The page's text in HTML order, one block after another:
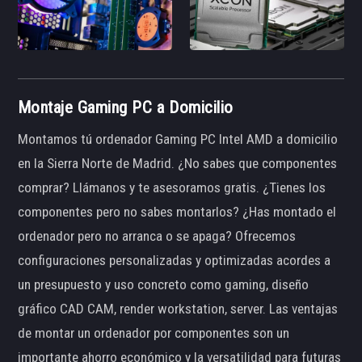
Montaje Gaming PC a Domicilio
Montamos tú ordenador Gaming PC Intel AMD a domicilio
en la Sierra Norte de Madrid. ¿No sabes que componentes
comprar? Llámanos y te asesoramos gratis. ¿Tienes los
componentes pero no sabes montarlos? ¿Has montado el
ordenador pero no arranca o se apaga? Ofrecemos
configuraciones personalizadas y optimizadas acordes a
un presupuesto y uso concreto como gaming, diseño
gráfico CAD CAM, render workstation, server. Las ventajas
de montar un ordenador por componentes son un
importante ahorro económico y la versatilidad para futuras